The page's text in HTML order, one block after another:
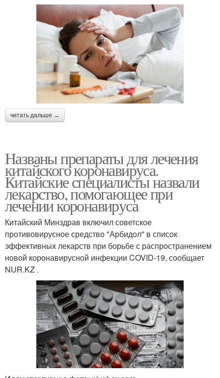
читать дальше →
Названы препараты для лечения
китайского коронавируса.
Китайские специалисты назвали
лекарство, помогающее при
лечении коронавируса
Китайский Минздрав включил советское
противовирусное средство "Арбидол" в список
эффективных лекарств при борьбе с распространением
новой коронавирусной инфекции COVID-19, сообщает
NUR.KZ .